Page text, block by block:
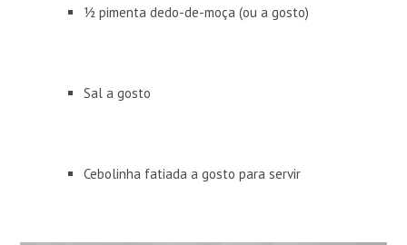
½ pimenta dedo-de-moça (ou a gosto)
Sal a gosto
Cebolinha fatiada a gosto para servir